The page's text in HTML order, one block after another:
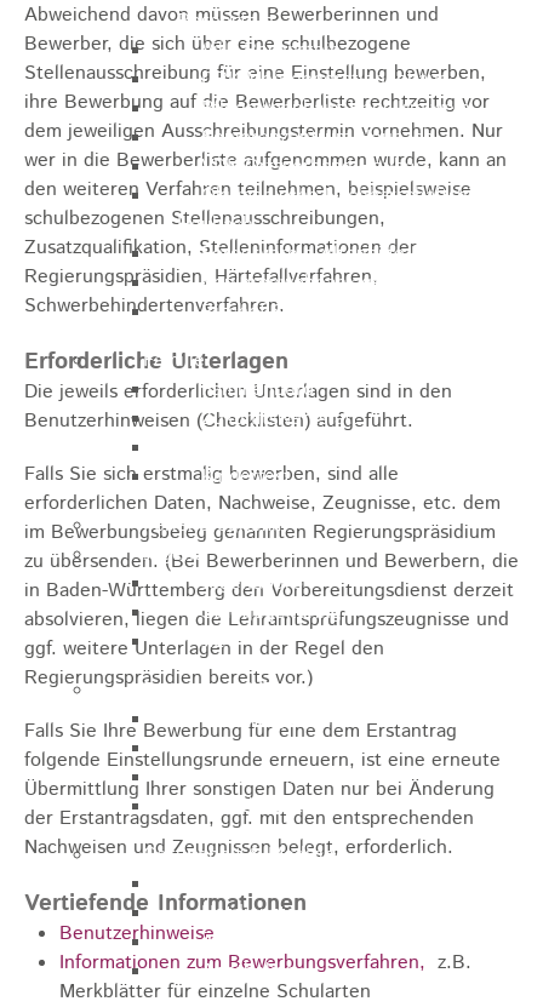
Rosenstein
Villa Rosenstein
DRK Mehrgenerationenhaus
Pflegewohnhaus Haus Kielwein
Seniorenzentrum Heubach
VDK Ortsverband Heubach
Ökumenische Nachbarschaftshilfe
Heubach
Förderverein Altenhilfe Heubach e.V.
Seniorenwohnanlage Haus Hohgarten
Bischof Sproll Haus
Familie
Familienbüro
Zukunftswerkstatt
Kinderfest
Ferienprogramm
Jugend
Jugendbüro
Stadtjugendring
JIL
Betreuung & Bildung
Kindertagesstätten
Schulen
Volkshochschule
Stadtbibliothek
Gesundheit & Medizin
Notdienste
Ärzte
Apotheken
Abweichend davon müssen Bewerberinnen und
Bewerber, die sich über eine schulbezogene
Stellenausschreibung für eine Einstellung bewerben,
ihre Bewerbung auf die Bewerberliste rechtzeitig vor
dem jeweiligen Ausschreibungstermin vornehmen. Nur
wer in die Bewerberliste aufgenommen wurde, kann an
den weiteren Verfahren teilnehmen, beispielsweise
schulbezogenen Stellenausschreibungen,
Zusatzqualifikation, Stelleninformationen der
Regierungspräsidien, Härtefallverfahren,
Schwerbehindertenverfahren.
Erforderliche Unterlagen
Die jeweils erforderlichen Unterlagen sind in den
Benutzerhinweisen (Checklisten) aufgeführt.
Falls Sie sich erstmalig bewerben, sind alle
erforderlichen Daten, Nachweise, Zeugnisse, etc. dem
im Bewerbungsbeleg genannten Regierungspräsidium
zu übersenden. (Bei Bewerberinnen und Bewerbern, die
in Baden-Württemberg den Vorbereitungsdienst derzeit
absolvieren, liegen die Lehramtsprüfungszeugnisse und
ggf. weitere Unterlagen in der Regel den
Regierungspräsidien bereits vor.)
Falls Sie Ihre Bewerbung für eine dem Erstantrag
folgende Einstellungsrunde erneuern, ist eine erneute
Übermittlung Ihrer sonstigen Daten nur bei Änderung
der Erstantragsdaten, ggf. mit den entsprechenden
Nachweisen und Zeugnissen belegt, erforderlich.
Vertiefende Informationen
Benutzerhinweise
Informationen zum Bewerbungsverfahren, z.B.
Merkblätter für einzelne Schularten